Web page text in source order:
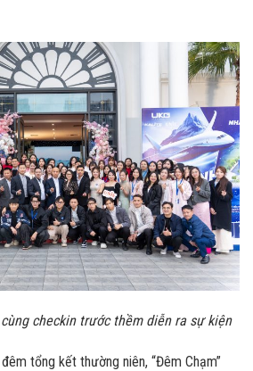
checkin trước thềm diễn ra sự kiện
tổng kết thường niên, “Đêm Chạm”